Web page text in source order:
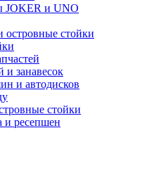
JOKER и UNO
островные стойки
и занавесок
и автодисков
стойки
и ресепшен